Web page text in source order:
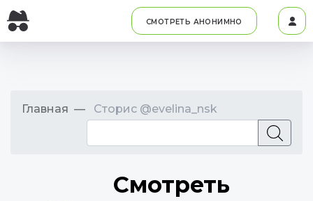
СМОТРЕТЬ АНОНИМНО
Главная Сторис @evelina_nsk
Смотреть